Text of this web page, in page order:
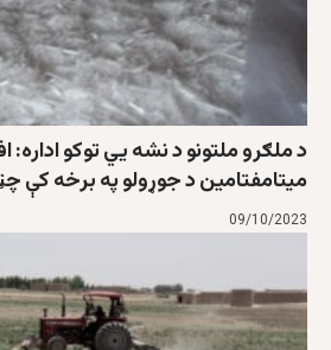
د ملګرو ملتونو د نشه يي توکو اداره:
ميتامفتامين د جوړولو په برخه کې
09/10/2023